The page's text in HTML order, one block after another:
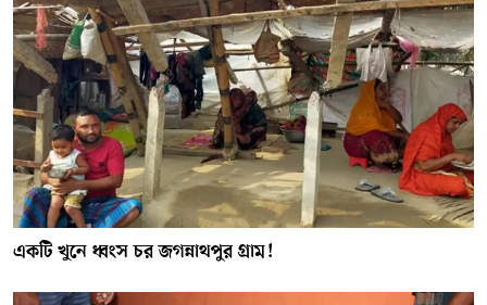
একটি খুনে ধ্বংস চর জগন্নাথপুর গ্রাম!